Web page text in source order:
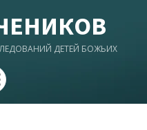
ДЕТЕЙ БОЖЬИХ